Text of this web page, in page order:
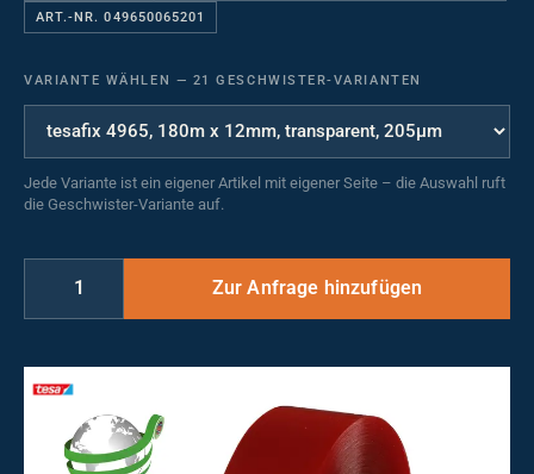
ART.-NR. 049650065201
VARIANTE WÄHLEN — 21 GESCHWISTER-VARIANTEN
Jede Variante ist ein eigener Artikel mit eigener Seite – die Auswahl ruft
die Geschwister-Variante auf.